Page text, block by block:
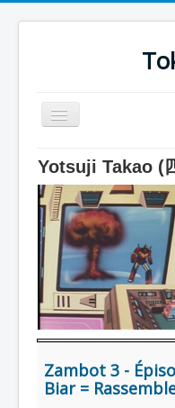
Basculer
la
Accueil
Toku-Actrices
Toku-Critiques
Séries
Films
COSAA
Dessins
Artiste Asperger
Yotsuji Takao (
Zambot 3 -
Biar =